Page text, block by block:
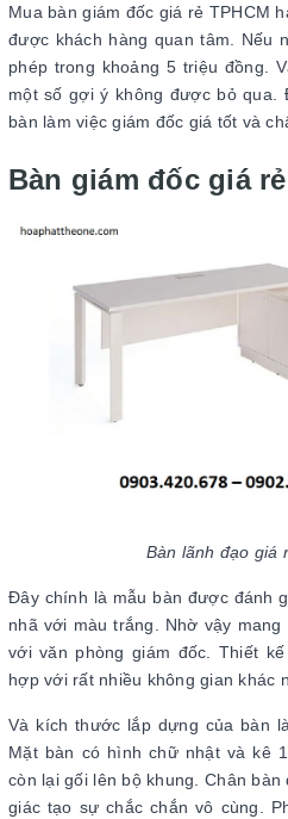
Mua bàn giám đốc giá rẻ TPHCM
được khách hàng quan tâm. Nếu
phép trong khoảng 5 triệu đồng.
một số gợi ý không được bỏ qua.
bàn làm việc giám đốc giá tốt và
Bàn giám đốc giá rẻ
Bàn lãnh đạo giá
Đây chính là mẫu bàn được đánh
nhã với màu trắng. Nhờ vậy
với văn phòng giám đốc. Thiết
hợp với rất nhiều không gian khác
Và kích thước lắp dựng của bàn
Mặt bàn có hình chữ nhật và kê
còn lại gối lên bộ khung. Chân
giác tạo sự chắc chắn vô cùng.